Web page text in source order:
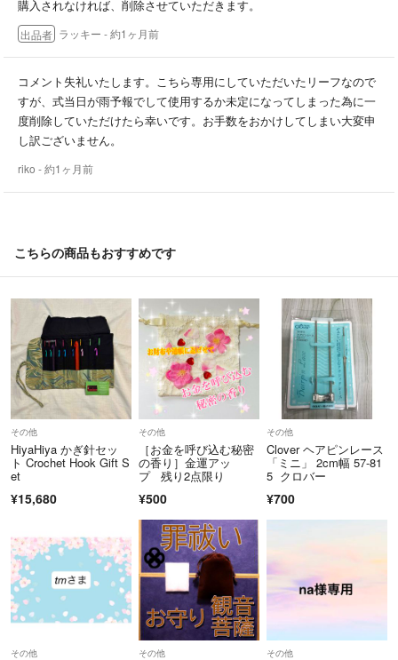
購入されなければ、削除させていただきます。
出品者 ラッキー - 約1ヶ月前
コメント失礼いたします。こちら専用にしていただいたリーフなので
すが、式当日が雨予報でして使用するか未定になってしまった為に一
度削除していただけたら幸いです。お手数をおかけしてしまい大変申
し訳ございません。
riko - 約1ヶ月前
こちらの商品もおすすめです
その他
HiyaHiya かぎ針セッ
ト Crochet Hook Gift S
et
¥15,680
その他
［お金を呼び込む秘密
の香り］金運アッ
プ 残り2点限り
¥500
その他
Clover ヘアピンレース
「ミニ」 2cm幅 57-81
5 クロバー
¥700
その他 その他 その他